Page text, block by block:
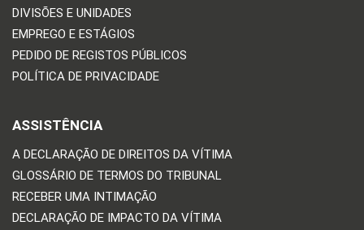
DIVISÕES E UNIDADES
EMPREGO E ESTÁGIOS
PEDIDO DE REGISTOS PÚBLICOS
POLÍTICA DE PRIVACIDADE
ASSISTÊNCIA
A DECLARAÇÃO DE DIREITOS DA VÍTIMA
GLOSSÁRIO DE TERMOS DO TRIBUNAL
RECEBER UMA INTIMAÇÃO
DECLARAÇÃO DE IMPACTO DA VÍTIMA